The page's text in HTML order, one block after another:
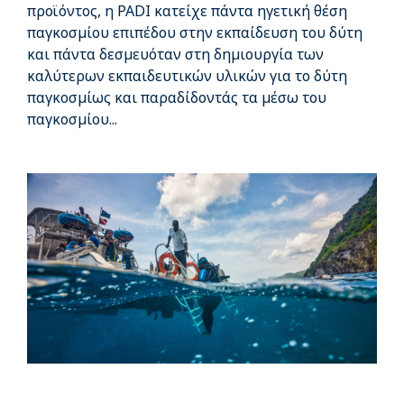
προϊόντος, η PADI κατείχε πάντα ηγετική θέση
παγκοσμίου επιπέδου στην εκπαίδευση του δύτη
και πάντα δεσμευόταν στη δημιουργία των
καλύτερων εκπαιδευτικών υλικών για το δύτη
παγκοσμίως και παραδίδοντάς τα μέσω του
παγκοσμίου...